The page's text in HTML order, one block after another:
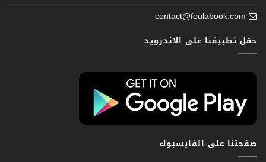
contact@foulabook.com
حمّل تطبيقنا على الاندرويد
صفحتنا على الفايسبوك